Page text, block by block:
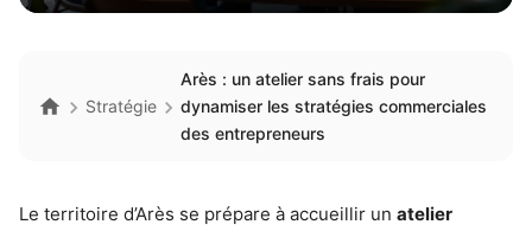
Stratégie
Arès : un atelier sans frais pour
dynamiser les stratégies commerciales
des entrepreneurs
Le territoire d’Arès se prépare à accueillir un atelier